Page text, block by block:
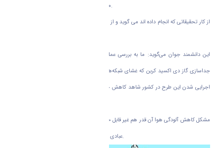
موفق شده اند در آن مقاله‌ای را به چاپ برسانند.
از کار تحقیقاتی که انجام داده اند می گوید و از راهکاری برای کاهش آلودگی هوا که به شدت
این دانشمند جوان می‌گوید: ما به بررسی عملکرد یک نوع از غشا‌های پرکاربرد در صنعت
جداسازی گاز دی اکسید کربن که غشای شبکه‌های آمیخته نام دارد پرداختیم که امیدواریم با
اجرایی شدن این طرح در کشور شاهد کاهش چشم گیر آلودگی هوا و گرم شدن دمای زمین
عبادی و تیم همراهشان می‌توان به آینده امیدوار بود.